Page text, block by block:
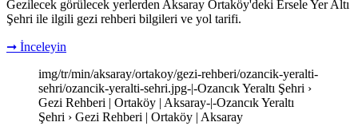
Gezilecek görülecek yerlerden Aksaray Ortaköy'deki Ersele Yer Altı
Şehri ile ilgili gezi rehberi bilgileri ve yol tarifi.
➞ İnceleyin
img/tr/min/aksaray/ortakoy/gezi-rehberi/ozancik-yeralti-
sehri/ozancik-yeralti-sehri.jpg-|-Ozancık Yeraltı Şehri ›
Gezi Rehberi | Ortaköy | Aksaray-|-Ozancık Yeraltı
Şehri › Gezi Rehberi | Ortaköy | Aksaray